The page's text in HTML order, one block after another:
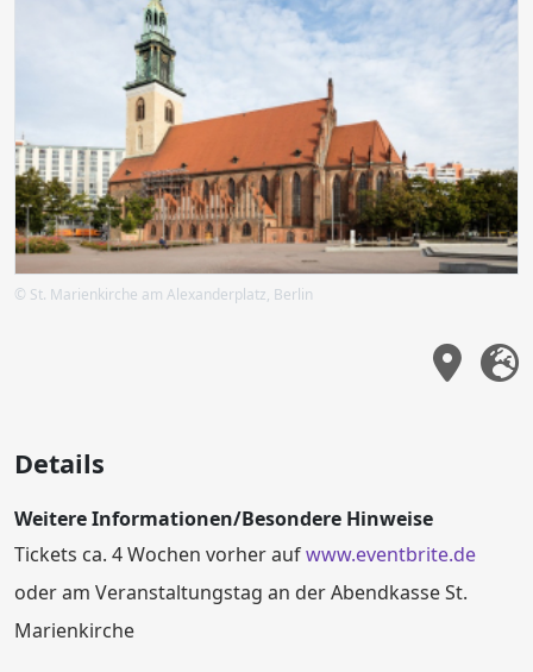
© St. Marienkirche am Alexanderplatz, Berlin
Details
Weitere Informationen/Besondere Hinweise
Tickets ca. 4 Wochen vorher aufwww.eventbrite.de
oder am Veranstaltungstag an der Abendkasse St.
Marienkirche